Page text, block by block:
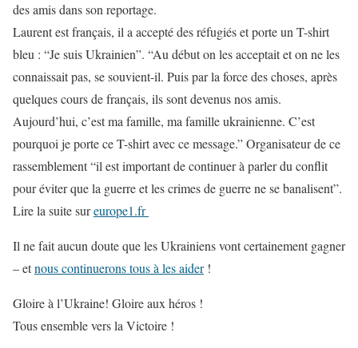
des amis dans son reportage.
Laurent est français, il a accepté des réfugiés et porte un T-shirt
bleu : “Je suis Ukrainien”. “Au début on les acceptait et on ne les
connaissait pas, se souvient-il. Puis par la force des choses, après
quelques cours de français, ils sont devenus nos amis.
Aujourd’hui, c’est ma famille, ma famille ukrainienne. C’est
pourquoi je porte ce T-shirt avec ce message.” Organisateur de ce
rassemblement “il est important de continuer à parler du conflit
pour éviter que la guerre et les crimes de guerre ne se banalisent”.
Lire la suite sureurope1.fr
Il ne fait aucun doute que les Ukrainiens vont certainement gagner
– etnous continuerons tous à les aider!
Gloire à l’Ukraine! Gloire aux héros !
Tous ensemble vers la Victoire !